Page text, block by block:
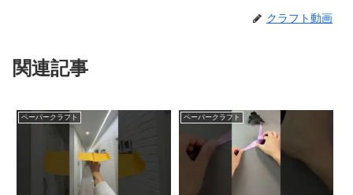
クラフト動画
関連記事
ペーパークラフト ペーパークラフト